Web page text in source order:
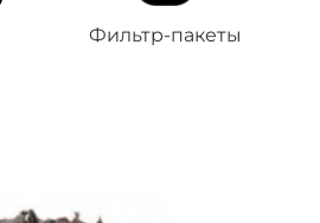
Фильтр-пакеты